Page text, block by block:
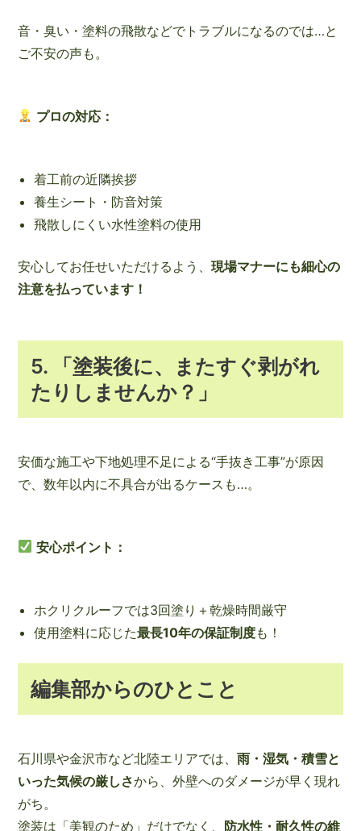
音・臭い・塗料の飛散などでトラブルになるのでは…と
ご不安の声も。
プロの対応：
着工前の近隣挨拶
養生シート・防音対策
飛散しにくい水性塗料の使用
安心してお任せいただけるよう、 現場マナーにも細心の
注意を払っています！
5.
「塗装後に、またすぐ剥がれ
たりしませんか？」
安価な施工や下地処理不足による“手抜き工事”が原因
で、数年以内に不具合が出るケースも…。
安心ポイント：
ホクリクルーフでは3回塗り＋乾燥時間厳守
使用塗料に応じた最長10年の保証制度も！
編集部からのひとこと
石川県や金沢市など北陸エリアでは、 雨・湿気・積雪と
いった気候の厳しさから、外壁へのダメージが早く現れ
がち。
塗装は「美観のため」だけでなく、 防水性・耐久性の維